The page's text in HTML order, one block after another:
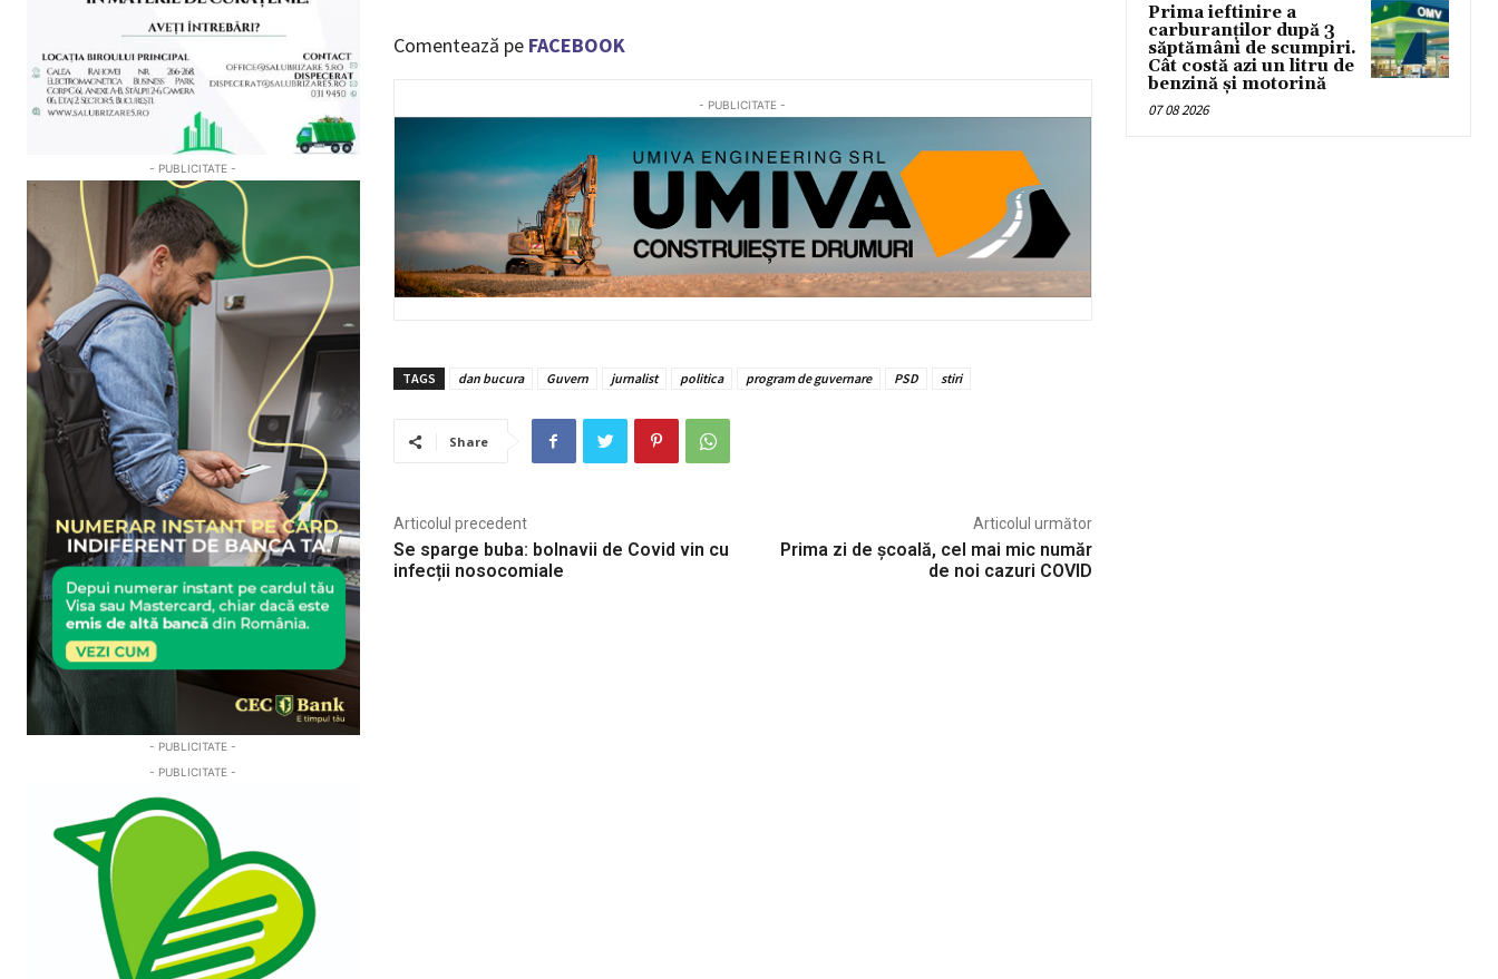
- PUBLICITATE -
- PUBLICITATE -
- PUBLICITATE -
Comentează pe FACEBOOK
- PUBLICITATE -
TAGS dan bucura Guvern jurnalist politica program de guvernare PSD stiri
Share
Articolul precedent
Se sparge buba: bolnavii de Covid vin cu
infecții nosocomiale
Articolul următor
Prima zi de școală, cel mai mic număr
de noi cazuri COVID
Prima ieftinire a
carburanților după 3
săptămâni de scumpiri.
Cât costă azi un litru de
benzină și motorină
07 08 2026